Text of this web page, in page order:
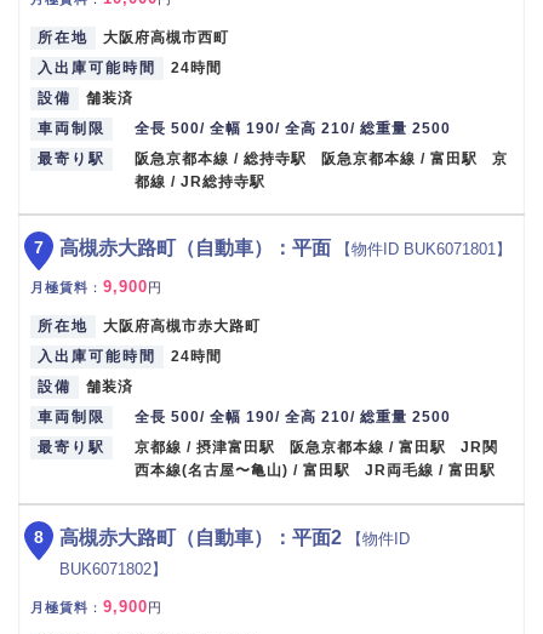
所在地
大阪府高槻市西町
入出庫可能時間
24時間
設備
舗装済
車両制限
全長 500/ 全幅 190/ 全高 210/ 総重量 2500
最寄り駅
阪急京都本線 / 総持寺駅 阪急京都本線 / 富田駅 京
都線 / JR総持寺駅
高槻赤大路町（自動車）：平面 【物件ID BUK6071801】
月極賃料 ： 9,900 円
所在地
大阪府高槻市赤大路町
入出庫可能時間
24時間
設備
舗装済
車両制限
全長 500/ 全幅 190/ 全高 210/ 総重量 2500
最寄り駅
京都線 / 摂津富田駅 阪急京都本線 / 富田駅 JR関
西本線(名古屋〜亀山) / 富田駅 JR両毛線 / 富田駅
7
高槻赤大路町（自動車）：平面2
【物件ID
BUK6071802】
月極賃料 ： 9,900円
8